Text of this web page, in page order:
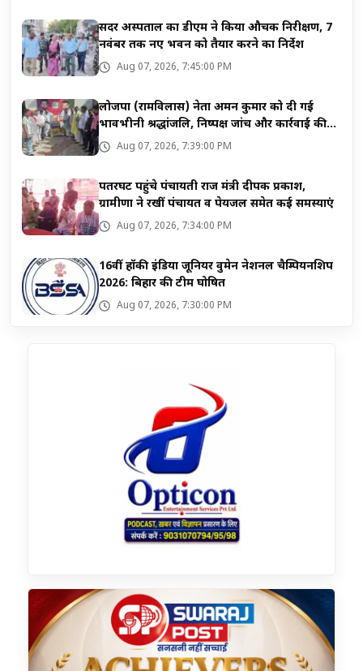
सदर अस्पताल का डीएम ने किया औचक निरीक्षण, 7
नवंबर तक नए भवन को तैयार करने का निर्देश
Aug 07, 2026, 7:45:00 PM
लोजपा (रामविलास) नेता अमन कुमार को दी गई
भावभीनी श्रद्धांजलि, निष्पक्ष जांच और कार्रवाई की
मांग Aug 07, 2026, 7:39:00 PM
पतरघट पहुंचे पंचायती राज मंत्री दीपक प्रकाश,
ग्रामीणों ने रखीं पंचायत व पेयजल समेत कई समस्याएं
Aug 07, 2026, 7:34:00 PM
16वीं हॉकी इंडिया जूनियर वुमेन नेशनल चैम्पियनशिप
2026: बिहार की टीम घोषित
Aug 07, 2026, 7:30:00 PM